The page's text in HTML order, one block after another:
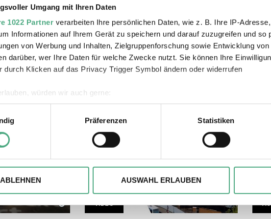
Umgang mit Ihren Daten
1022 Partner verarbeiten Ihre persönlichen Daten, wie z. B. Ihre IP-
Informationen auf Ihrem Gerät zu speichern und darauf zuzugreifen und so
von Werbung und Inhalten, Zielgruppenforschung sowie Entwicklung
darüber, wer Ihre Daten für welche Zwecke nutzt. Sie können Ihre
durch Klicken auf das Privacy Trigger Symbol ändern oder widerrufen
würden wir auch gerne:
über Ihre geografische Lage erfassen, welche bis auf einige Meter genau
aktives Scannen nach bestimmten Merkmalen (Fingerprinting)
darüber, wie Ihre persönlichen Daten verarbeitet werden, und legen Sie
ggfs. Cookies, um Inhalte und Anzeigen zu personalisieren, besondere
unsere Website zu analysieren. Außerdem geben wir ggfs. Informationen zu
haben.
Präferenzen Statistiken
ABLEHNEN AUSWAHL ERLAUBEN
Sie auch
©
France 3 Lorraine
VIDEO